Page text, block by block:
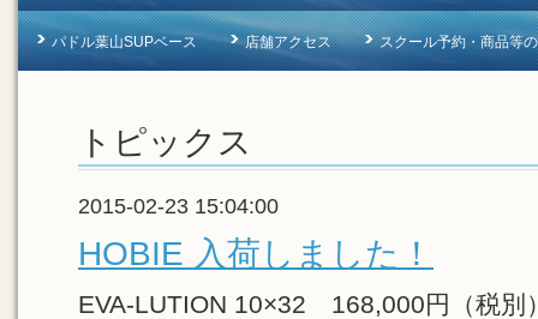
パドル葉山SUPベース 店舗アクセス スクール予約・商品
トピックス
2015-02-23 15:04:00
HOBIE 入荷しました！
EVA-LUTION 10×32 168,000円（税別